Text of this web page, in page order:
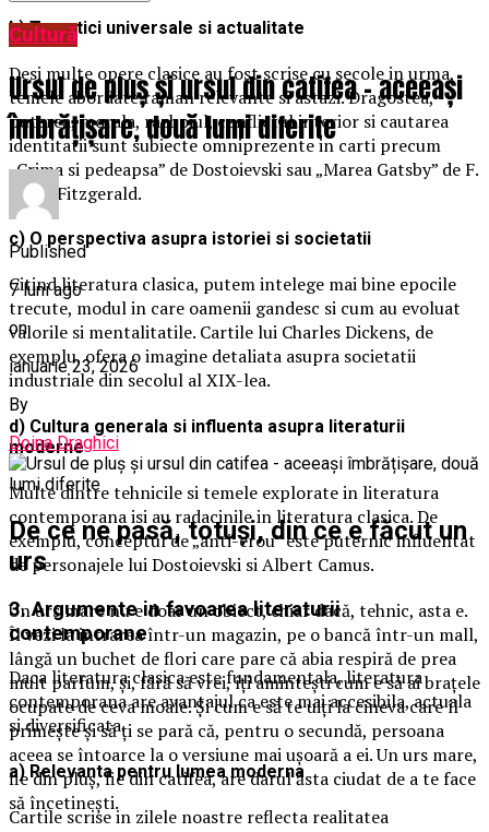
b) Tematici universale si actualitate
Desi multe opere clasice au fost scrise cu secole in urma,
temele abordate raman relevante si astazi. Dragostea,
puterea, morala, razboiul, conflictul interior si cautarea
identitatii sunt subiecte omniprezente in carti precum
„Crima si pedeapsa” de Dostoievski sau „Marea Gatsby” de F.
Scott Fitzgerald.
c) O perspectiva asupra istoriei si societatii
Citind literatura clasica, putem intelege mai bine epocile
trecute, modul in care oamenii gandesc si cum au evoluat
valorile si mentalitatile. Cartile lui Charles Dickens, de
exemplu, ofera o imagine detaliata asupra societatii
industriale din secolul al XIX-lea.
d) Cultura generala si influenta asupra literaturii
moderne
Multe dintre tehnicile si temele explorate in literatura
contemporana isi au radacinile in literatura clasica. De
exemplu, conceptul de „anti-erou” este puternic influentat
de personajele lui Dostoievski si Albert Camus.
3. Argumente in favoarea literaturii
contemporane
Daca literatura clasica este fundamentala, literatura
contemporana are avantajul ca este mai accesibila, actuala
si diversificata.
a) Relevanta pentru lumea moderna
Cartile scrise in zilele noastre reflecta realitatea
Cultură
Ursul de pluș și ursul din catifea – aceeași
îmbrățișare, două lumi diferite
Published
7 luni ago
on
ianuarie 23, 2026
By
Doina Draghici
De ce ne pasă, totuși, din ce e făcut un
urs
Un urs mare nu e doar un obiect, chiar dacă, tehnic, asta e.
Îl vezi la intrarea într-un magazin, pe o bancă într-un mall,
lângă un buchet de flori care pare că abia respiră de prea
mult parfum, și, fără să vrei, îți amintești cum e să ai brațele
ocupate de ceva moale. Și cum e să te uiți la cineva care îl
primește și să ți se pară că, pentru o secundă, persoana
aceea se întoarce la o versiune mai ușoară a ei. Un urs mare,
fie din pluș, fie din catifea, are darul ăsta ciudat de a te face
să încetinești.